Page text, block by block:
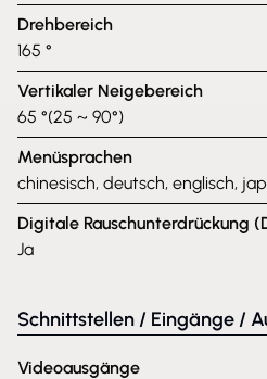
Drehbereich
165 °
Vertikaler Neigebereich
65 °(25 ~ 90°)
Menüsprachen
chinesisch, deutsch, englisch,
Digitale Rauschunterdrückung
Ja
Schnittstellen / Eingänge /
Videoausgänge